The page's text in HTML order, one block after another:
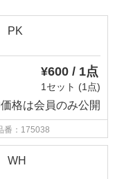
PK
¥600 / 1点
1セット (1点)
格は会員のみ公開
番：175038
WH